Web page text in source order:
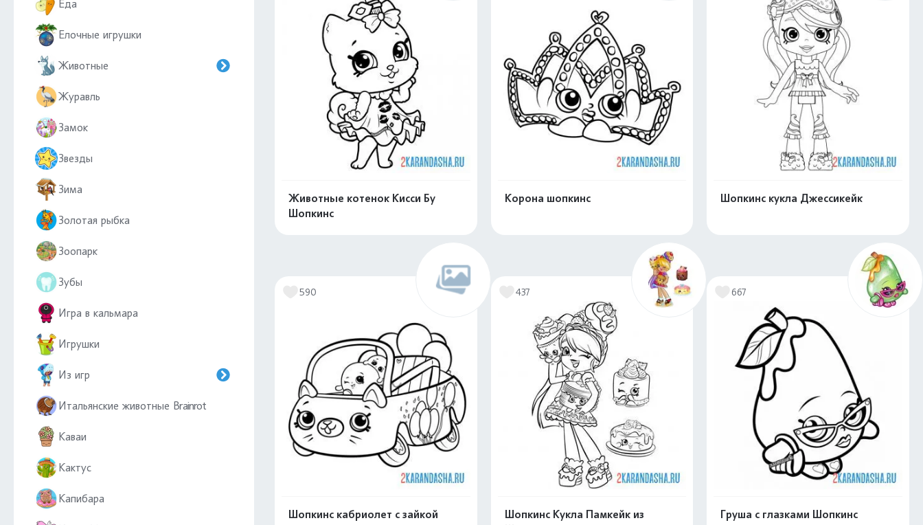
Еда
Елочные игрушки
Животные
Журавль
Замок
Звезды
Зима
Золотая рыбка
Зоопарк
Зубы
Игра в кальмара
Игрушки
Из игр
Итальянские животные Brainrot
Каваи
Кактус
Капибара
Животные котенок Кисси Бу
Шопкинс
Корона шопкинс Шопкинс кукла Джессикейк
590
Шопкинс кабриолет с зайкой
437
Шопкинс Кукла Памкейк из
667
Груша с глазками Шопкинс